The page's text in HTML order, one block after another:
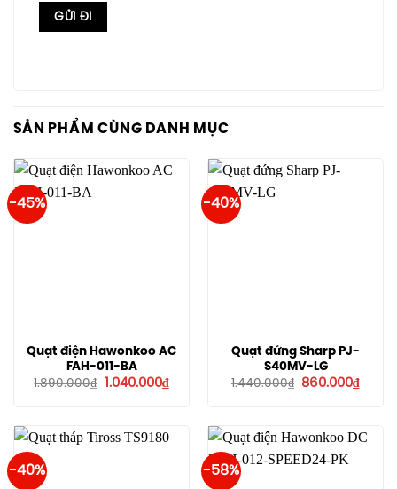
SẢN PHẨM CÙNG DANH MỤC
-45%
Quạt điện Hawonkoo AC
FAH-011-BA
1.890.000₫
Giá
1.040.000₫Giá
1.040.000₫.
-40%
Quạt đứng Sharp PJ-
S40MV-LG
1.440.000₫
Giá
860.000₫Giá
-40% -58%